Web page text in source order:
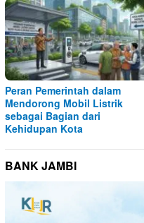
Peran Pemerintah dalam
Mendorong Mobil Listrik
sebagai Bagian dari
Kehidupan Kota
BANK JAMBI